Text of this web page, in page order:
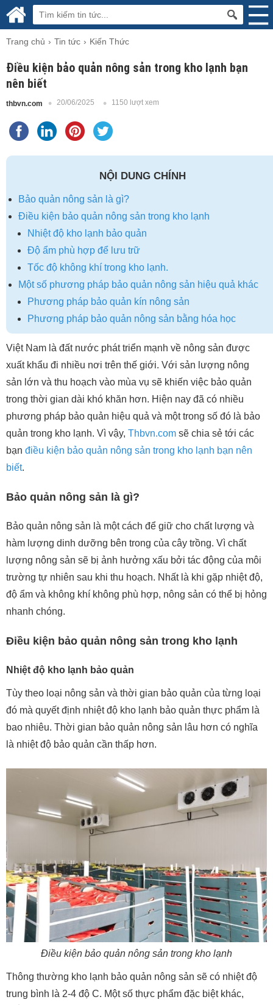
Trang chủ Tin tức Kiến Thức
Điều kiện bảo quản nông sản trong kho lạnh bạn
nên biết
thbvn.com 20/06/2025 1150 lượt xem
NỘI DUNG CHÍNH
Bảo quản nông sản là gì?
Điều kiện bảo quản nông sản trong kho lạnh
Nhiệt độ kho lạnh bảo quản
Độ ẩm phù hợp để lưu trữ
Tốc độ không khí trong kho lạnh.
Một số phương pháp bảo quản nông sản hiệu quả khác
Phương pháp bảo quản kín nông sản
Phương pháp bảo quản nông sản bằng hóa học
Việt Nam là đất nước phát triển mạnh về nông sản được
xuất khẩu đi nhiều nơi trên thế giới. Với sản lượng nông
sản lớn và thu hoạch vào mùa vụ sẽ khiến việc bảo quản
trong thời gian dài khó khăn hơn. Hiện nay đã có nhiều
phương pháp bảo quản hiệu quả và một trong số đó là bảo
quản trong kho lạnh. Vì vậy, Thbvn.com sẽ chia sẻ tới các
bạn điều kiện bảo quản nông sản trong kho lạnh bạn nên
biết.
Bảo quản nông sản là gì?
Bảo quản nông sản là một cách để giữ cho chất lượng và
hàm lượng dinh dưỡng bên trong của cây trồng. Vì chất
lượng nông sản sẽ bị ảnh hưởng xấu bởi tác động của môi
trường tự nhiên sau khi thu hoạch. Nhất là khi gặp nhiệt độ,
độ ẩm và không khí không phù hợp, nông sản có thể bị hỏng
nhanh chóng.
Điều kiện bảo quản nông sản trong kho lạnh
Nhiệt độ kho lạnh bảo quản
Tùy theo loại nông sản và thời gian bảo quản của từng loại
đó mà quyết định nhiệt độ kho lạnh bảo quản thực phẩm là
bao nhiêu. Thời gian bảo quản nông sản lâu hơn có nghĩa
là nhiệt độ bảo quản cần thấp hơn.
Điều kiện bảo quản nông sản trong kho lạnh
Thông thường kho lạnh bảo quản nông sản sẽ có nhiệt độ
trung bình là 2-4 độ C. Một số thực phẩm đặc biệt khác,